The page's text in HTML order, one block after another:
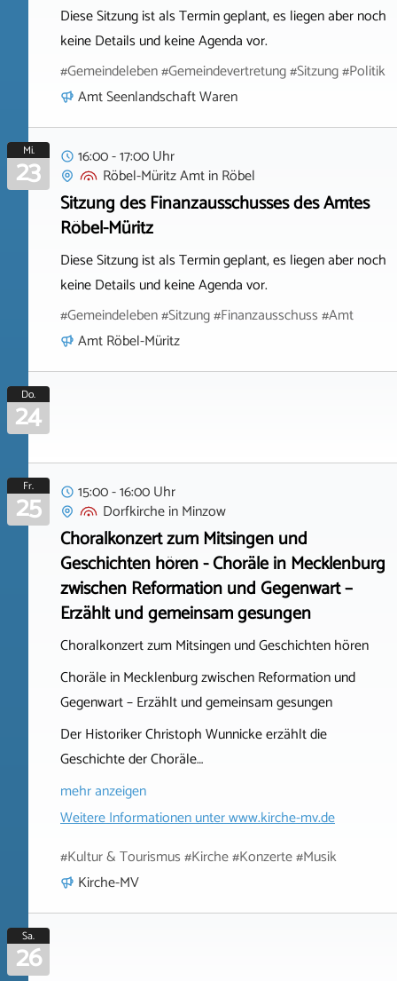
Diese Sitzung ist als Termin geplant, es liegen aber noch
keine Details und keine Agenda vor.
#Gemeindeleben #Gemeindevertretung #Sitzung #Politik
Amt Seenlandschaft Waren
Mi.
23
16:00 - 17:00 Uhr
Röbel-Müritz AmtinRöbel
Sitzung des Finanzausschusses des Amtes
Röbel-Müritz
Diese Sitzung ist als Termin geplant, es liegen aber noch
keine Details und keine Agenda vor.
#Gemeindeleben #Sitzung #Finanzausschuss #Amt
Amt Röbel-Müritz
Do.
24
Fr.
25
15:00 - 16:00 Uhr
DorfkircheinMinzow
Choralkonzert zum Mitsingen und
Geschichten hören - Choräle in Mecklenburg
zwischen Reformation und Gegenwart –
Erzählt und gemeinsam gesungen
Choralkonzert zum Mitsingen und Geschichten hören
Choräle in Mecklenburg zwischen Reformation und
Gegenwart – Erzählt und gemeinsam gesungen
Der Historiker Christoph Wunnicke erzählt die
Geschichte der Choräle…
mehr anzeigen
Weitere Informationen unterwww.kirche-mv.de
#Kultur & Tourismus #Kirche #Konzerte #Musik
Kirche-MV
Sa.
26